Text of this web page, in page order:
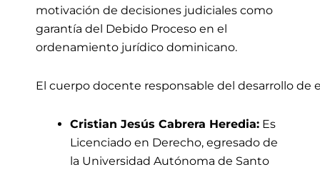
motivación de decisiones judiciales como
garantía del Debido Proceso en el
ordenamiento jurídico dominicano.
El cuerpo docente responsable del desarrollo de
Cristian Jesús Cabrera Heredia: Es
Licenciado en Derecho, egresado de
la Universidad Autónoma de Santo